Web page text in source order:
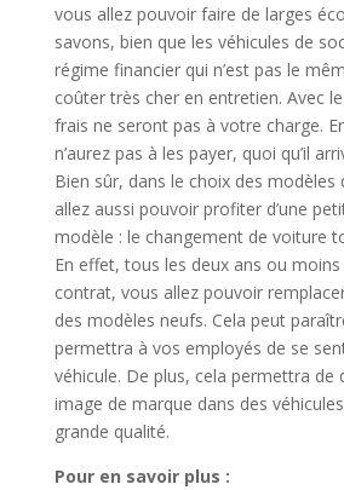
vous allez pouvoir faire de larges
savons, bien que les véhicules de
régime financier qui n’est pas le
coûter très cher en entretien. Avec
frais ne seront pas à votre charge.
n’aurez pas à les payer, quoi qu’il
Bien sûr, dans le choix des modèles
allez aussi pouvoir profiter d’une
modèle : le changement de voiture
En effet, tous les deux ans ou
contrat, vous allez pouvoir
des modèles neufs. Cela peut
permettra à vos employés de se
véhicule. De plus, cela permettra de
image de marque dans des
grande qualité.
Pour en savoir plus :